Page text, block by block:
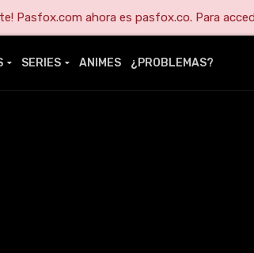
Pasfox.com ahora es pasfox.co. Para
SERIES ANIMES ¿PROBLEMAS?